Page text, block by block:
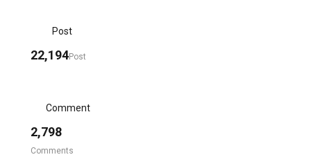
Post
22,194Post
Comment
2,798
Comments